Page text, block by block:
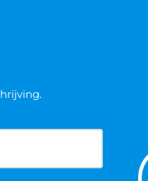
POPULAIRE